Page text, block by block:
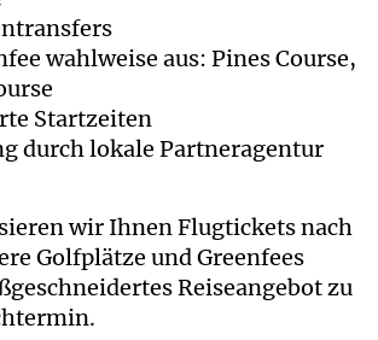
wahlweise aus: Pines Course,
Startzeiten
durch lokale Partneragentur
wir Ihnen Flugtickets nach
Golfplätze und Greenfees
Reiseangebot zu